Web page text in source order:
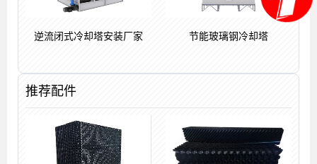
逆流闭式冷却塔安装厂家 节能玻璃钢冷却塔
推荐配件